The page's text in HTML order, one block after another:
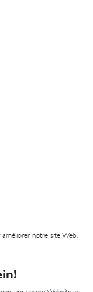
notre site Web.